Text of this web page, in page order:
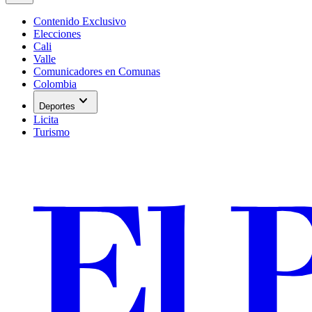
Contenido Exclusivo
Elecciones
Cali
Valle
Comunicadores en Comunas
Colombia
Deportes expand_more
Licita
Turismo